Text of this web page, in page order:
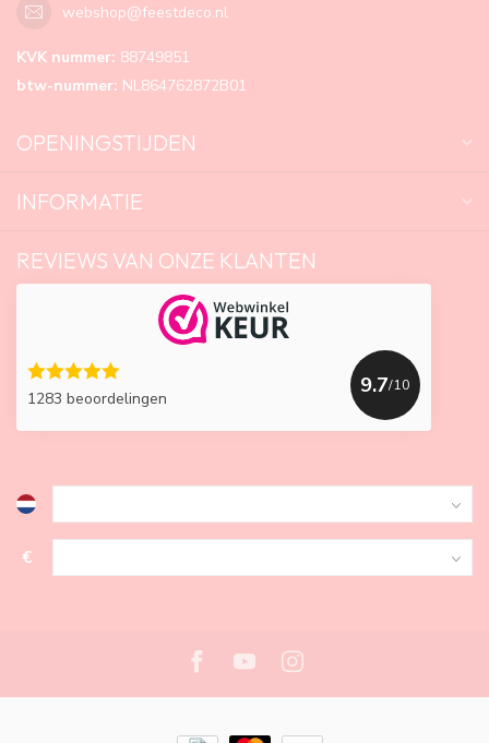
webshop@feestdeco.nl
KVK nummer: 88749851
btw-nummer: NL864762872B01
OPENINGSTIJDEN
INFORMATIE
REVIEWS VAN ONZE KLANTEN
1283 beoordelingen
9.7/10
€